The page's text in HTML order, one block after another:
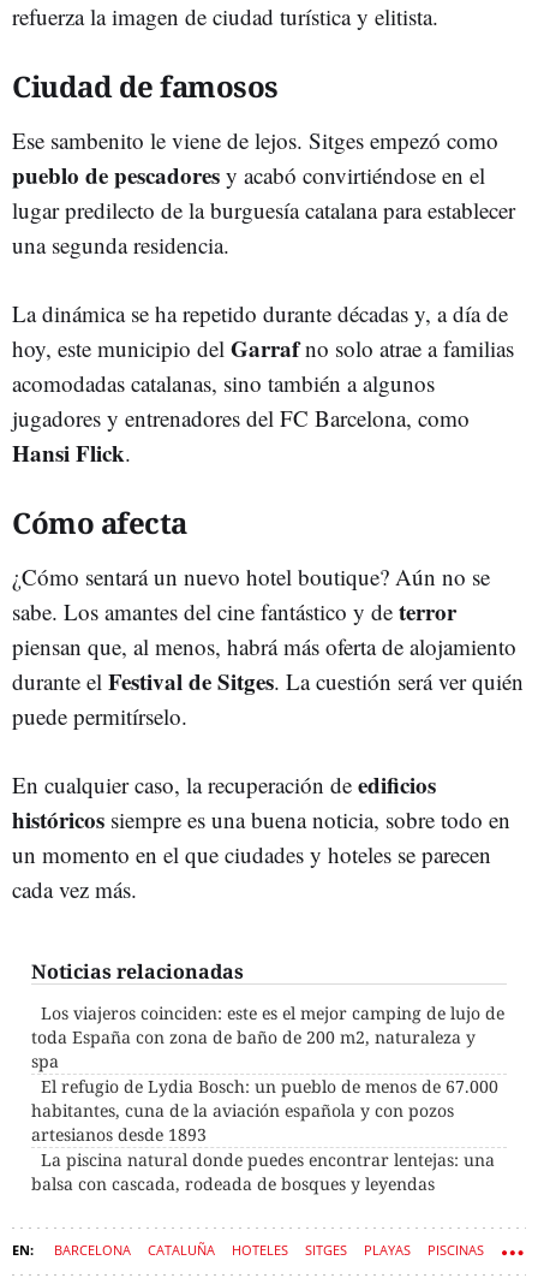
refuerza la imagen de ciudad turística y elitista.
Ciudad de famosos
Ese sambenito le viene de lejos. Sitges empezó como
pueblo de pescadores y acabó convirtiéndose en el
lugar predilecto de la burguesía catalana para establecer
una segunda residencia.
La dinámica se ha repetido durante décadas y, a día de
hoy, este municipio del Garrafno solo atrae a familias
acomodadas catalanas, sino también a algunos
jugadores y entrenadores del FC Barcelona, como
Hansi Flick.
Cómo afecta
¿Cómo sentará un nuevo hotel boutique? Aún no se
sabe. Los amantes del cine fantástico y de terror
piensan que, al menos, habrá más oferta de alojamiento
durante el Festival de Sitges. La cuestión será ver quién
puede permitírselo.
En cualquier caso, la recuperación de edificios
históricos siempre es una buena noticia, sobre todo en
un momento en el que ciudades y hoteles se parecen
cada vez más.
Noticias relacionadas
Los viajeros coinciden: este es el mejor camping de lujo de
toda España con zona de baño de 200 m2, naturaleza y
spa
El refugio de Lydia Bosch: un pueblo de menos de 67.000
habitantes, cuna de la aviación española y con pozos
artesianos desde 1893
La piscina natural donde puedes encontrar lentejas: una
balsa con cascada, rodeada de bosques y leyendas
BARCELONA CATALUÑA HOTELES SITGES PLAYAS PISCINAS